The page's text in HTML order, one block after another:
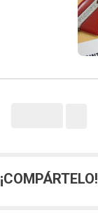
¡COMPÁRTELO!